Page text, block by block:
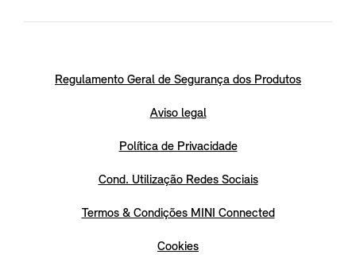
Regulamento Geral de Segurança dos Produtos
Aviso legal
Política de Privacidade
Cond. Utilização Redes Sociais
Termos & Condições MINI Connected
Cookies